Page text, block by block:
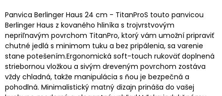
Panvica Berlinger Haus 24 cm - TitanProS touto panvicou
Berlinger Haus z kovaného hliníka s trojvrstvovým
nepriľnavým povrchom TitanPro, ktorý vám umožní pripraviť
chutné jedlá s minimom tuku a bez pripálenia, sa varenie
stane potešením.Ergonomická soft-touch rukoväť doplnená
striebornou vložkou a sivým dreveným povrchom zostáva
vždy chladná, takže manipulácia s ňou je bezpečná a
pohodlná. Minimalistický matný dizajn prináša do vašej